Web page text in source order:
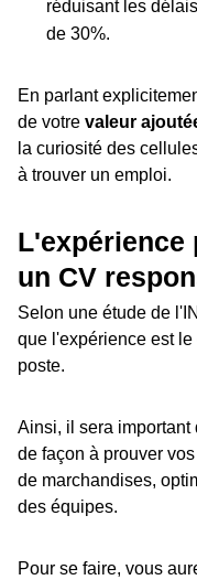
réduisant les
de 30%.
En parlant
de votre valeur
la curiosité des
à trouver un emploi.
L'expérience
un CV
Selon une étude de
que l'expérience est
poste.
Ainsi, il sera
de façon à prouver
de marchandises,
des équipes.
Pour se faire, vous